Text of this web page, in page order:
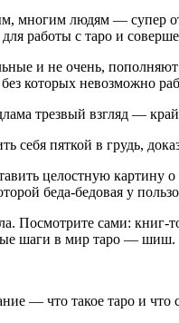
многим людям — супер
для работы с таро и
и не очень,
которых невозможно
трезвый взгляд —
себя пяткой в грудь,
целостную картину
беда-бедовая у
Посмотрите сами:
шаги в мир таро — шиш.
— что такое таро и что